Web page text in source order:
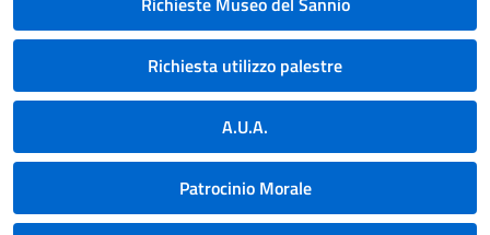
Richiesta utilizzo palestre
A.U.A.
Patrocinio Morale